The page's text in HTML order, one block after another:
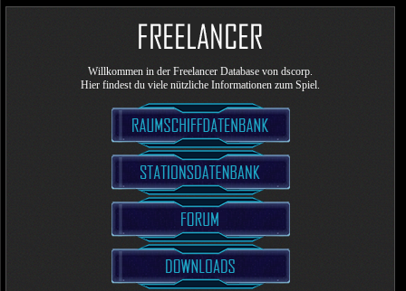
Willkommen in der Freelancer Database von dscorp.
Hier findest du viele nützliche Informationen zum Spiel.